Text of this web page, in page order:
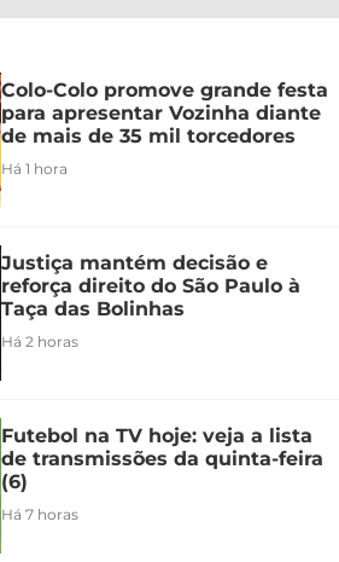
Colo-Colo promove grande festa
para apresentar Vozinha diante
de mais de 35 mil torcedores
Há 1 hora
Justiça mantém decisão e
reforça direito do São Paulo à
Taça das Bolinhas
Há 2 horas
Futebol na TV hoje: veja a lista
de transmissões da quinta-feira
(6)
Há 7 horas